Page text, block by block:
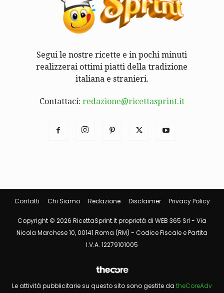
Segui le nostre ricette e in pochi minuti
realizzerai ottimi piatti della tradizione
italiana e stranieri.
Contattaci: redazione@ricettasprint.it
Contatti Chi Siamo Redazione Disclaimer Privacy Policy
Copyright © 2026 RicettaSprint.it proprietà di WEB 365 Srl - Via
Nicola Marchese 10, 00141 Roma (RM) - Codice Fiscale e Partita
I.V.A. 12279101005
Le attività pubblicitarie su questo sito sono gestite da theCoreAdv